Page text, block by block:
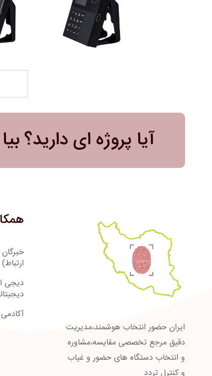
آیا پروژه ای دارید؟
ارتباط)
دیجی
ایران حضور انتخاب هوشمند،مدیریت
دقیق مرجع تخصصی مقایسه،مشاوره
و انتخاب دستگاه های حضور و غیاب
و کنترل تردد